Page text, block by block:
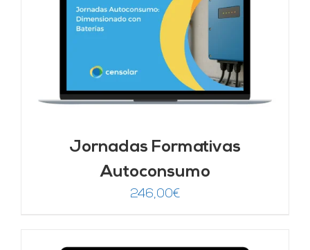
Jornadas Formativas
Autoconsumo
246,00€